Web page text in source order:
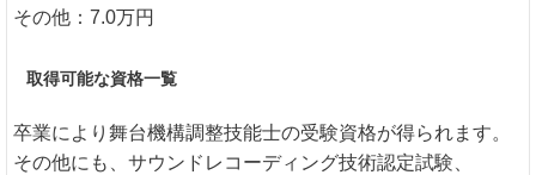
その他：7.0万円
取得可能な資格一覧
卒業により舞台機構調整技能士の受験資格が得られます。
その他にも、サウンドレコーディング技術認定試験、